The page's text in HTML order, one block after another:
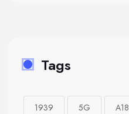
Tags
1939 5G A18